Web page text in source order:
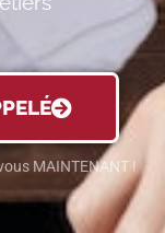
MAINTENANT !